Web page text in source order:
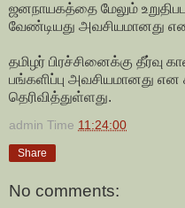
ஜனநாயகத்தை மேலும்
வேண்டியது அவசியமானது
தமிழர் பிரச்சினைக்கு தீர்வு
பங்களிப்பு அவசியமானது
தெரிவித்துள்ளது.
admin Time 11:24:00
Share
No comments: